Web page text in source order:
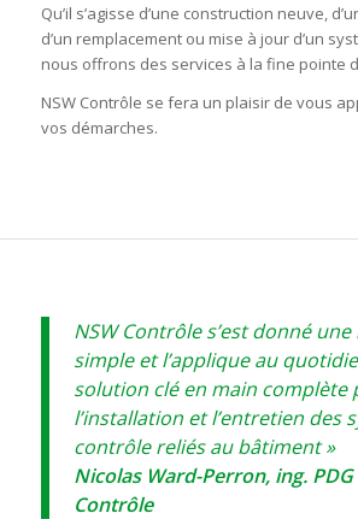
Qu’il s’agisse d’une construction neuve,
d’un remplacement ou mise à jour d’un
nous offrons des services à la fine pointe
NSW Contrôle se fera un plaisir de vous
vos démarches.
NSW Contrôle s’est donné
simple et l’applique au
solution clé en main complète
l’installation et l’entretien des
contrôle reliés au bâtiment »
Nicolas Ward-Perron, ing. PDG
Contrôle